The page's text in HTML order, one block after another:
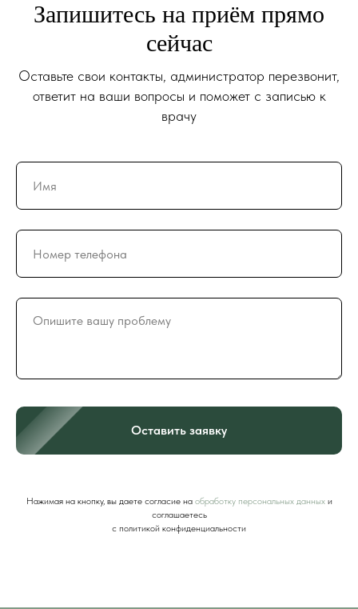
Запишитесь на приём прямо
сейчас
Оставьте свои контакты, администратор перезвонит,
ответит на ваши вопросы и поможет с записью к
врачу
Оставить заявку
Нажимая на кнопку, вы даете согласие на обработку персональных данныхи
соглашаетесь
c политикой конфиденциальности